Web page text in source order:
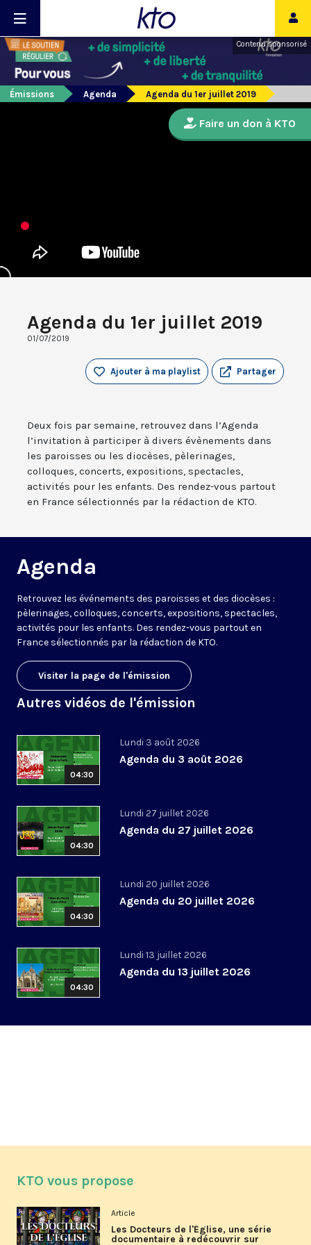
Contenu sponsorisé
Émissions Agenda Agenda du 1er juillet 2019
Agenda du 1er juillet 2019
01/07/2019
Partager
Ajouter à ma playlist
Deux fois par semaine, retrouvez dans l’Agenda
l’invitation à participer à divers évènements dans
les paroisses ou les diocèses, pèlerinages,
colloques, concerts, expositions, spectacles,
activités pour les enfants. Des rendez-vous partout
en France sélectionnés par la rédaction de KTO.
Agenda
Retrouvez les événements des paroisses et des diocèses :
pèlerinages, colloques, concerts, expositions, spectacles,
activités pour les enfants. Des rendez-vous partout en
France sélectionnés par la rédaction de KTO.
Visiter la page de l'émission
Autres vidéos de l'émission
04:30
Lundi 3 août 2026
Agenda du 3 août 2026
04:30
Lundi 27 juillet 2026
Agenda du 27 juillet 2026
04:30
Lundi 20 juillet 2026
Agenda du 20 juillet 2026
04:30
Lundi 13 juillet 2026
Agenda du 13 juillet 2026
Faire un don à KTO
KTO vous propose
Article
Les Docteurs de l'Église, une série
documentaire à redécouvrir sur